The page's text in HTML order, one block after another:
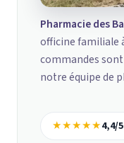
Pharmacie des
officine familiale
commandes
notre équipe de
★★★★★4,4/5